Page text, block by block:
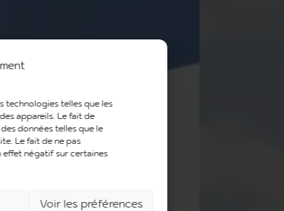
technologies telles que les
appareils. Le fait de
données telles que le
Le fait de ne pas
effet négatif sur certaines
Voir les préférences